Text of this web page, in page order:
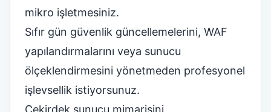
mikro işletmesiniz.
Sıfır gün güvenlik güncellemelerini, WAF
yapılandırmalarını veya sunucu
ölçeklendirmesini yönetmeden profesyonel
işlevsellik istiyorsunuz.
Çekirdek sunucu mimarisini